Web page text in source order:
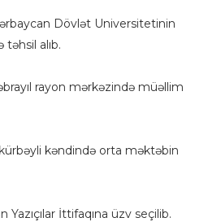
Dövlət Universitetinin
alıb.
rayon mərkəzində müəllim
kəndində orta məktəbin
Yazıçılar İttifaqına üzv seçilib.